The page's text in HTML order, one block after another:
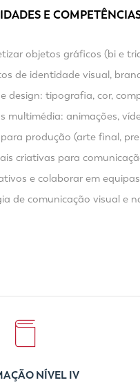
E
objetos gráficos (bi e
de identidade visual,
design: tipografia, cor,
multimédia: animações,
produção (arte final,
criativas para
e colaborar em
de comunicação visual e
NÍVEL IV